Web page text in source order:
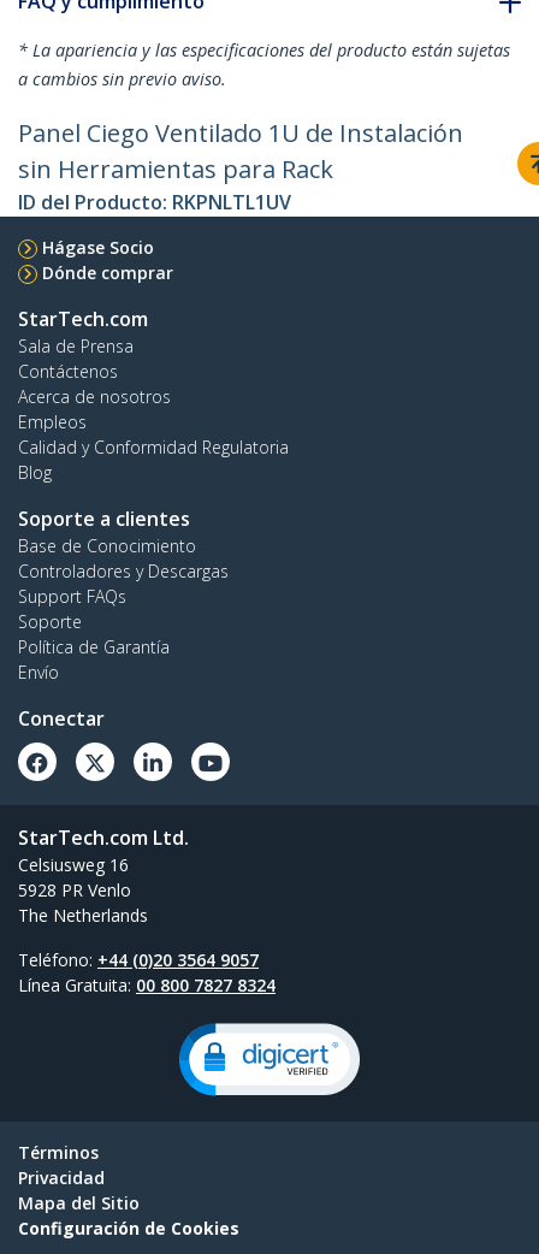
* La apariencia y las especificaciones del producto están sujetas
a cambios sin previo aviso.
Panel Ciego Ventilado 1U de Instalación
sin Herramientas para Rack
ID del Producto: RKPNLTL1UV
Hágase Socio
Dónde comprar
StarTech.com
Sala de Prensa
Contáctenos
Acerca de nosotros
Empleos
Calidad y Conformidad Regulatoria
Blog
Soporte a clientes
Base de Conocimiento
Controladores y Descargas
Support FAQs
Soporte
Política de Garantía
Envío
Conectar
StarTech.com Ltd.
Celsiusweg 16
5928 PR Venlo
The Netherlands
Teléfono: +44 (0)20 3564 9057
Línea Gratuita: 00 800 7827 8324
Términos
Privacidad
Mapa del Sitio
Configuración de Cookies